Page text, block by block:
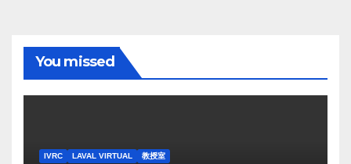
You missed
IVRC LAVAL VIRTUAL 教授室